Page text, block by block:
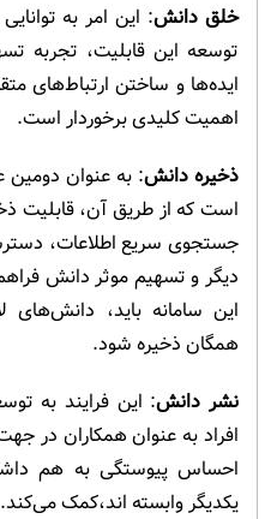
خلق دانش: این امر به
توسعه این قابلیت، تجربه
ایده‌ها و ساختن ارتباط‌های
اهمیت کلیدی برخوردار است.
ذخیره دانش: به عنوان دومین
است که از طریق آن، قابلیت
جستجوی سریع اطلاعات،
دیگر و تسهیم موثر دانش
این سامانه باید، دانش‌های
همگان ذخیره شود.
نشر دانش: این فرایند به
افراد به عنوان همکاران در
احساس پیوستگی به هم
یکدیگر وابسته اند،کمک می‌کند.